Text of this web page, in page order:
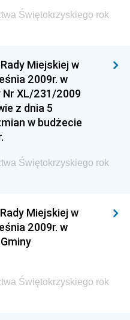
Finansów, Inwestycji i
Sportu
Funduszy i Polityki
Aktywów Państwowych
Zdrowia
Środowiska i Głównego
Kultury, Dziedzictwa
Finansów, Funduszy i
Rozwoju, Pracy i
Świętokrzyskiego rok
Miejskiej w
2009r. w
Nr XL/231/2009
z dnia 5
w budżecie
Świętokrzyskiego rok
Miejskiej w
2009r. w
Świętokrzyskiego rok